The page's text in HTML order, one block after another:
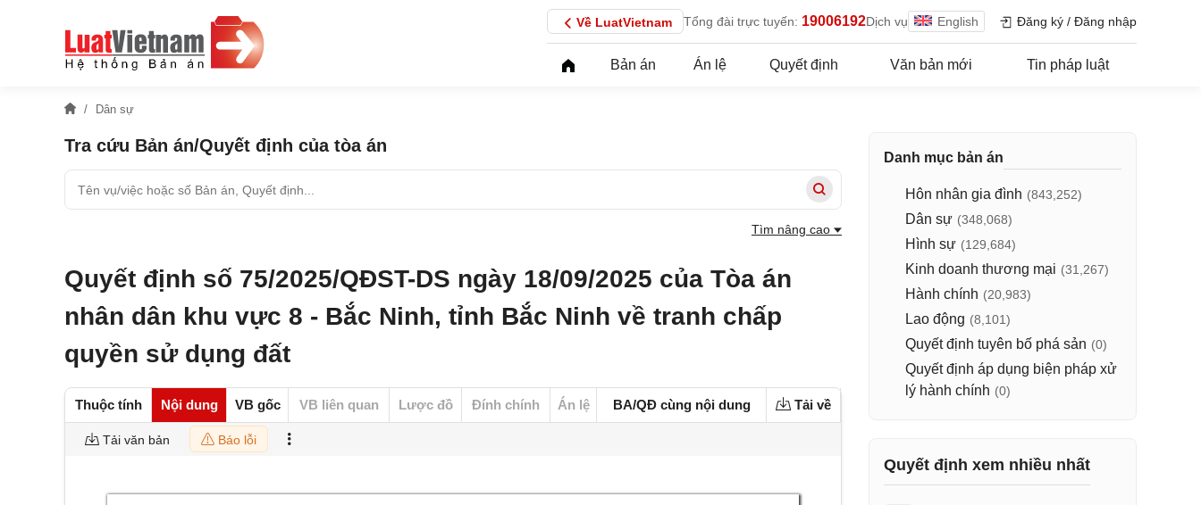
Về LuatVietnam Tổng đài trực tuyến: 19006192Dịch vụ English Đăng ký / Đăng nhập
Bản án Án lệ Quyết định Văn bản mới Tin pháp luật
Dân sự
Tra cứu Bản án/Quyết định của tòa án
Tìm nâng cao
Quyết định số 75/2025/QĐST-DS ngày 18/09/2025 của Tòa án
nhân dân khu vực 8 - Bắc Ninh, tỉnh Bắc Ninh về tranh chấp
quyền sử dụng đất
Thuộc tính Nội dung VB gốc VB liên quan Lược đồ Đính chính Án lệ BA/QĐ cùng nội dung Tải về
Tải văn bản Báo lỗi
Danh mục bản án
Hôn nhân gia đình (843,252)
Dân sự (348,068)
Hình sự (129,684)
Kinh doanh thương mại (31,267)
Hành chính (20,983)
Lao động (8,101)
Quyết định tuyên bố phá sản (0)
Quyết định áp dụng biện pháp xử
lý hành chính (0)
Quyết định xem nhiều nhất